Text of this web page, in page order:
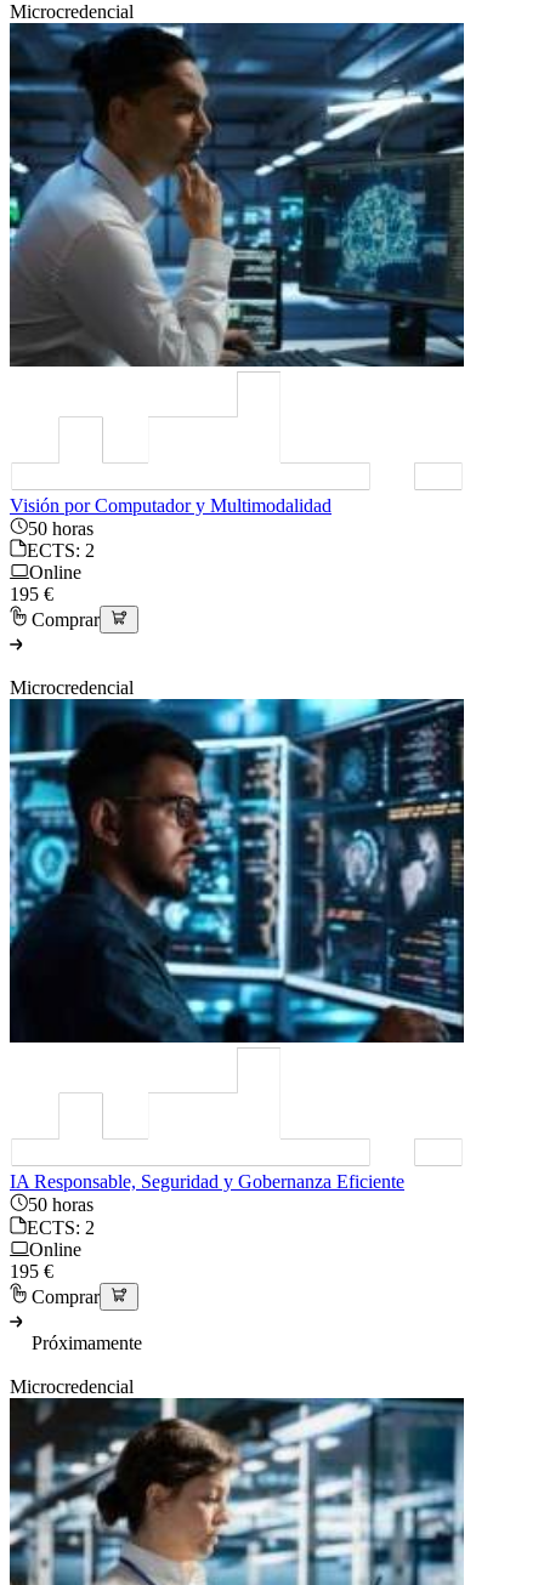
Microcredencial
Visión por Computador y Multimodalidad
50 horas
ECTS: 2
Online
195 €
Comprar
Microcredencial
IA Responsable, Seguridad y Gobernanza Eficiente
50 horas
ECTS: 2
Online
195 €
Comprar
Próximamente
Microcredencial